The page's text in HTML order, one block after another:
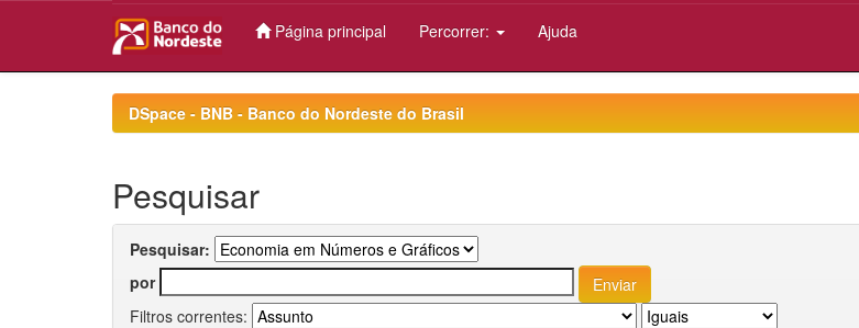
Página principal Percorrer: Ajuda
DSpace - BNB - Banco do Nordeste do Brasil
Pesquisar
Pesquisar:
por
Filtros correntes: